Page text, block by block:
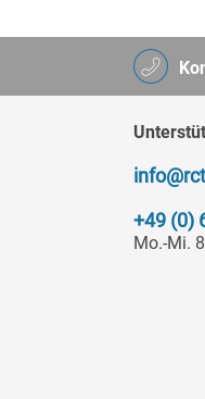
+49 (0)
Mo.-Mi.